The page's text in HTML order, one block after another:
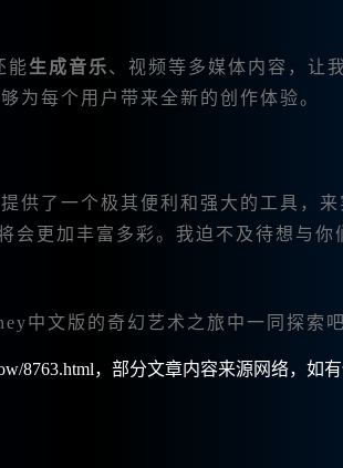
能 生成音乐、 视频等多媒体内容，让
为每个用户带来全新的创作体验。
供了一个极其便利和强大的工具，
会更加丰富多彩。我迫不及待想与你
中文版的奇幻艺术之旅中一同探索
8763.html，部分文章内容来源网络，如